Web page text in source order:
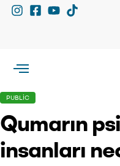
PUBLIC
Qumarın
insanları